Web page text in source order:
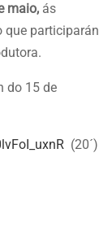
maio, ás
que participarán
do 15 de
(20´)